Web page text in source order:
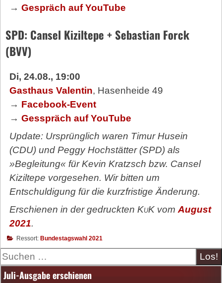
→ Gespräch auf YouTube
SPD: Cansel Kiziltepe + Sebastian Forck
(BVV)
Di, 24.08., 19:00
Gasthaus Valentin, Hasenheide 49
→ Facebook-Event
→ Gesspräch auf YouTube
Update: Ursprünglich waren Timur Husein
(CDU) und Peggy Hochstätter (SPD) als
»Begleitung« für Kevin Kratzsch bzw. Cansel
Kiziltepe vorgesehen. Wir bitten um
Entschuldigung für die kurzfristige Änderung.
Erschienen in der gedruckten KuKvom August
2021.
Ressort: Bundestagswahl 2021
Suche
Juli-Ausgabe erschienen